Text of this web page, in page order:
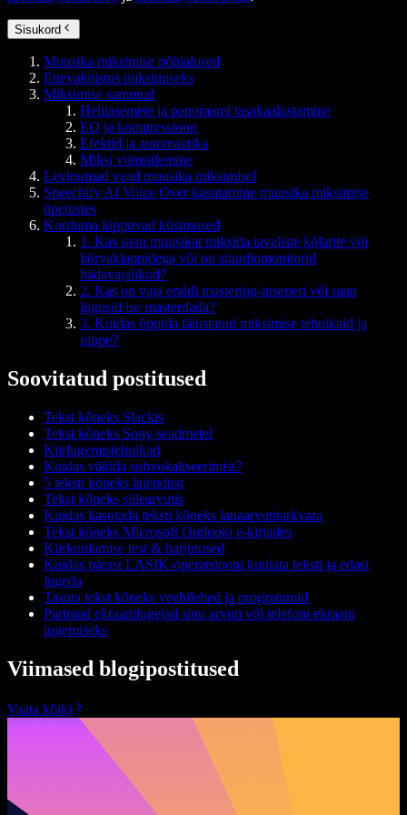
Sisukord
Muusika miksimise põhialused
Ettevalmistus miksimiseks
Miksimise sammud
Helitasemete ja panoraami tasakaalustamine
EQ ja kompressioon
Efektid ja automaatika
Miksi viimistlemine
Levinumad vead muusika miksimisel
Speechify AI Voice Over kasutamine muusika miksimise
õpetustes
Korduma kippuvad küsimused
1. Kas saan muusikat miksida tavaliste kõlarite või
kõrvaklappidega või on stuudiomonitorid
hädavajalikud?
2. Kas on vaja eraldi mastering-inseneri või saan
lugusid ise masterdada?
3. Kuidas õppida täiustatud miksimise tehnikaid ja
nippe?
Soovitatud postitused
Tekst kõneks Slackis
Tekst kõneks Sony seadmetel
Kiirlugemistehnikad
Kuidas vältida subvokaliseerimist?
5 teksti kõneks laiendust
Tekst kõneks sülearvutis
Kuidas kasutada teksti kõneks lauaarvutitarkvara
Tekst kõneks Microsoft Outlooki e-kirjades
Kiirkuulamise test & harjutused
Kuidas pärast LASIK-operatsiooni kuulata teksti ja edasi
lugeda
Tasuta tekst kõneks veebilehed ja programmid
Parimad ekraanilugejad sinu arvuti või telefoni ekraani
lugemiseks
Viimased blogipostitused
Vaata kõiki